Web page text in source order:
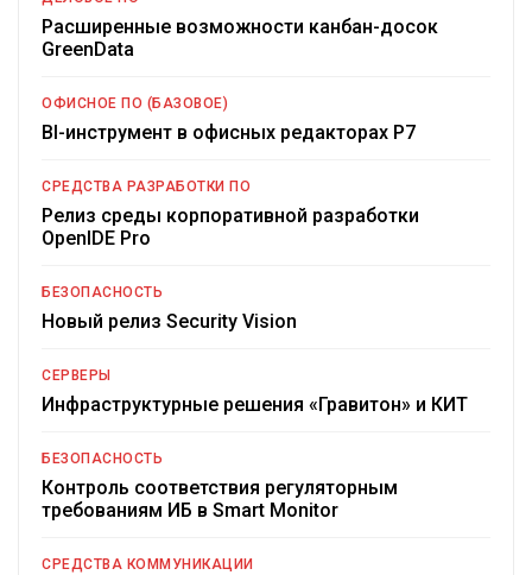
Расширенные возможности канбан-досок
GreenData
ОФИСНОЕ ПО (БАЗОВОЕ)
BI-инструмент в офисных редакторах Р7
СРЕДСТВА РАЗРАБОТКИ ПО
Релиз среды корпоративной разработки
OpenIDE Pro
БЕЗОПАСНОСТЬ
Новый релиз Security Vision
СЕРВЕРЫ
Инфраструктурные решения «Гравитон» и КИТ
БЕЗОПАСНОСТЬ
Контроль соответствия регуляторным
требованиям ИБ в Smart Monitor
СРЕДСТВА КОММУНИКАЦИИ